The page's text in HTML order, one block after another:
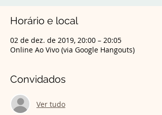
Horário e local
02 de dez. de 2019, 20:00 – 20:05
Online Ao Vivo (via Google Hangouts)
Convidados
Ver tudo